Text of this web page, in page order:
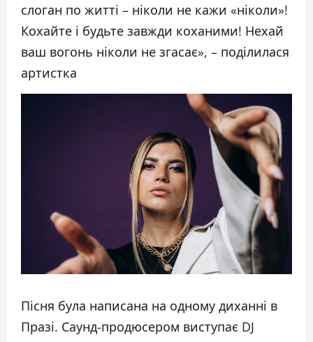
слоган по житті – ніколи не кажи «ніколи»!
Кохайте і будьте завжди коханими! Нехай
ваш вогонь ніколи не згасає», – поділилася
артистка
Пісня була написана на одному диханні в
Празі. Саунд-продюсером виступає DJ